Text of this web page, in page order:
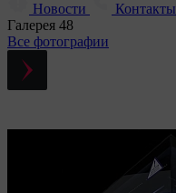
Новости Контакты
Галерея 48
Все фотографии